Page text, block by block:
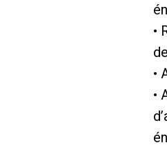
•
•
•